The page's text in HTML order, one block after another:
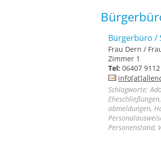
Bürgerbüro /
Frau Dern /
Zimmer 1
Tel: 06407
Schlagworte:
abmeldungen,
Personenstand,